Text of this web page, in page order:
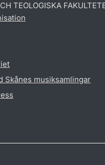
TEOLOGISKA
Skånes musiksamlingar